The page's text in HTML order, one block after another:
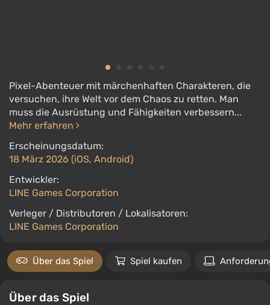
Pixel-Abenteuer mit märchenhaften Charakteren, die
versuchen, ihre Welt vor dem Chaos zu retten. Man
muss die Ausrüstung und Fähigkeiten verbessern...
Mehr erfahren
Erscheinungsdatum:
18 März 2026 (iOS, Android)
Entwickler:
LINE Games Corporation
Verleger / Distributoren / Lokalisatoren:
LINE Games Corporation
Über das Spiel Spiel kaufen
Über das Spiel